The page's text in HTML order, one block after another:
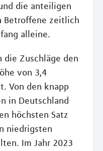
die anteiligen
Betroffene zeitlich
alleine.
die Zuschläge den
von 3,4
Von den knapp
in Deutschland
höchsten Satz
niedrigsten
Im Jahr 2023